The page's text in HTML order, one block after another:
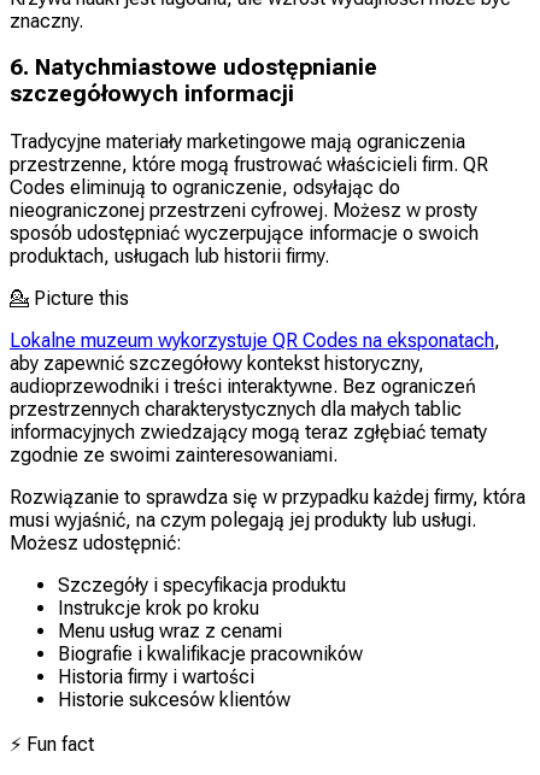
znaczny.
6. Natychmiastowe udostępnianie
szczegółowych informacji
Tradycyjne materiały marketingowe mają ograniczenia
przestrzenne, które mogą frustrować właścicieli firm. QR
Codes eliminują to ograniczenie, odsyłając do
nieograniczonej przestrzeni cyfrowej. Możesz w prosty
sposób udostępniać wyczerpujące informacje o swoich
produktach, usługach lub historii firmy.
💁 Picture this
Lokalne muzeum wykorzystuje QR Codes na eksponatach,
aby zapewnić szczegółowy kontekst historyczny,
audioprzewodniki i treści interaktywne. Bez ograniczeń
przestrzennych charakterystycznych dla małych tablic
informacyjnych zwiedzający mogą teraz zgłębiać tematy
zgodnie ze swoimi zainteresowaniami.
Rozwiązanie to sprawdza się w przypadku każdej firmy, która
musi wyjaśnić, na czym polegają jej produkty lub usługi.
Możesz udostępnić:
Szczegóły i specyfikacja produktu
Instrukcje krok po kroku
Menu usług wraz z cenami
Biografie i kwalifikacje pracowników
Historia firmy i wartości
Historie sukcesów klientów
⚡ Fun fact